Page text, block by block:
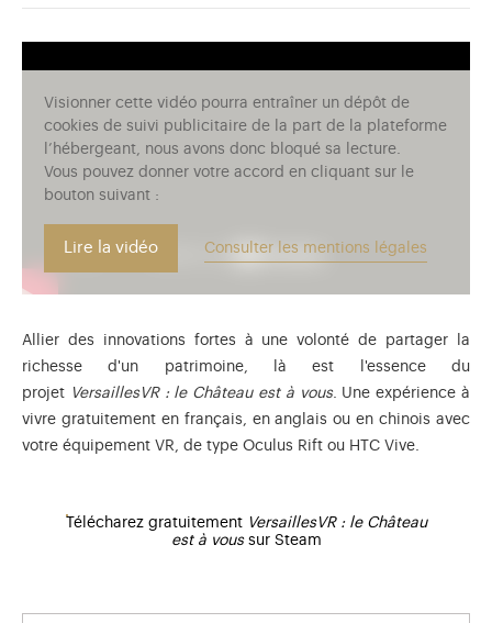
Visionner cette vidéo pourra entraîner un dépôt de
cookies de suivi publicitaire de la part de la plateforme
l’hébergeant, nous avons donc bloqué sa lecture.
Vous pouvez donner votre accord en cliquant sur le
bouton suivant :
Lire la vidéo Consulter les mentions légales
Allier des innovations fortes à une volonté de partager la
richesse d'un patrimoine, là est l'essence du
projet VersaillesVR : le Château est à vous. Une expérience à
vivre gratuitement en français, en anglais ou en chinois avec
votre équipement VR, de type Oculus Rift ou HTC Vive.
Télécharez gratuitement VersaillesVR : le Château
est à voussur Steam